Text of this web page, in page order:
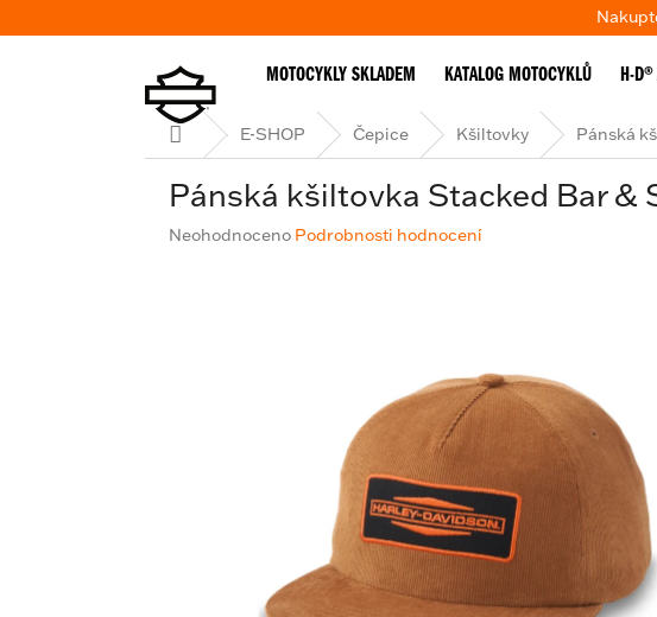
na
MOTOCYKLY SKLADEM KATALOG MOTOCYKLŮ H-D®
Domů E-SHOP Čepice Kšiltovky Pánská
Pánská kšiltovka Stacked Bar &
Průměrné
Neohodnoceno Podrobnosti hodnocení